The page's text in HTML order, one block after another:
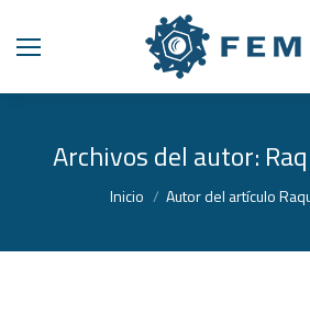
Archivos del autor:
Estás aquí:
Inicio Autor del artículo